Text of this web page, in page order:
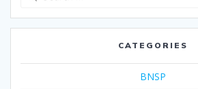
CATEGORIES
BNSP